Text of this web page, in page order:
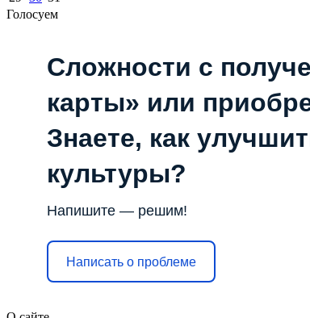
Голосуем
Сложности с
карты» или
Знаете, как
культуры?
Напишите — решим!
Написать о проблеме